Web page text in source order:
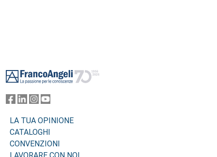
LA TUA OPINIONE
CATALOGHI
CONVENZIONI